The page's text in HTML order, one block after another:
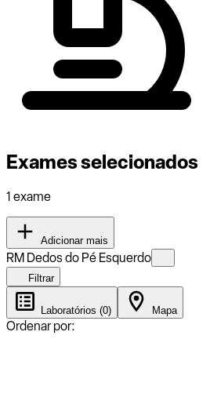
Exames selecionados
1 exame
Adicionar mais
RM Dedos do Pé Esquerdo
Filtrar
Laboratórios (0) Mapa
Ordenar por: